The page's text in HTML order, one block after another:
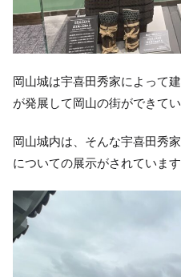
岡山城は宇喜田秀家によって
が発展して岡山の街ができてい
岡山城内は、そんな宇喜田秀
についての展示がされています